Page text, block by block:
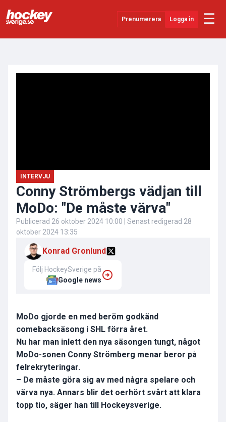
Prenumerera Logga in ☰
INTERVJU
Conny Strömbergs vädjan till
MoDo: "De måste värva"
Publicerad 26 oktober 2024 10:00 | Senast redigerad 28
oktober 2024 13:35
Konrad Gronlund
Följ HockeySverige på
Google news
MoDo gjorde en med beröm godkänd
comebacksäsong i SHL förra året.
Nu har man inlett den nya säsongen tungt, något
MoDo-sonen Conny Strömberg menar beror på
felrekryteringar.
– De måste göra sig av med några spelare och
värva nya. Annars blir det oerhört svårt att klara
topp tio, säger han till Hockeysverige.